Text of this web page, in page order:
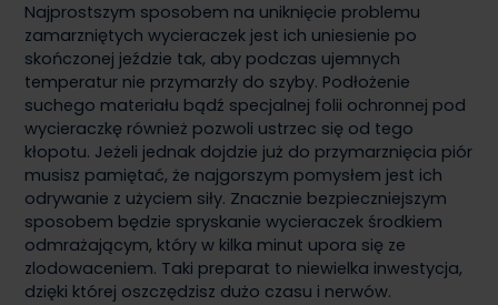
Najprostszym sposobem na uniknięcie problemu
zamarzniętych wycieraczek jest ich uniesienie po
skończonej jeździe tak, aby podczas ujemnych
temperatur nie przymarzły do szyby. Podłożenie
suchego materiału bądź specjalnej folii ochronnej pod
wycieraczkę również pozwoli ustrzec się od tego
kłopotu. Jeżeli jednak dojdzie już do przymarznięcia piór
musisz pamiętać, że najgorszym pomysłem jest ich
odrywanie z użyciem siły. Znacznie bezpieczniejszym
sposobem będzie spryskanie wycieraczek środkiem
odmrażającym, który w kilka minut upora się ze
zlodowaceniem. Taki preparat to niewielka inwestycja,
dzięki której oszczędzisz dużo czasu i nerwów.